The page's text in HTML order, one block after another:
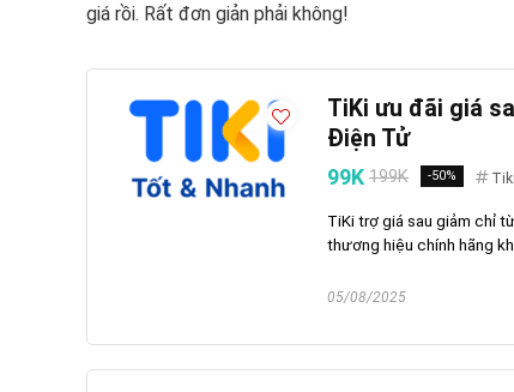
giá rồi. Rất đơn giản phải không!
TiKi ưu đãi giá
Điện Tử
99K 199K -50% Tiki
TiKi trợ giá sau giảm chỉ
thương hiệu chính hãng
05/08/2025